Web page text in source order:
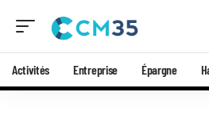
Activités Entreprise Épargne